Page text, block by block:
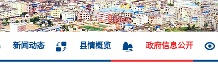
新闻动态 县情概览 政府信息公开